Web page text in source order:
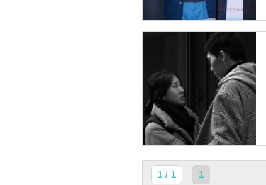
1 / 1 1